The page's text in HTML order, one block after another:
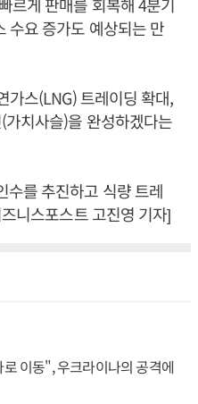
수요 증가도 예상되는 만
가스(LNG) 트레이딩 확대,
치사슬)을 완성하겠다는
수를 추진하고 식량 트레
니스포스트 고진영 기자]
이동", 우크라이나의 공격에